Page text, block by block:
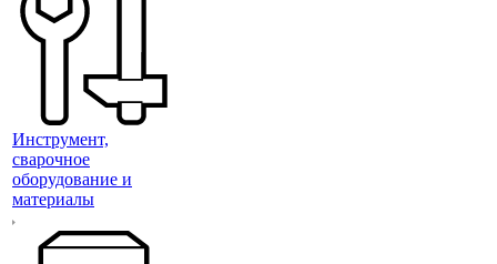
Инструмент,
сварочное
оборудование и
материалы